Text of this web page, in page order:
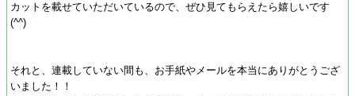
カットを載せていただいているので、ぜひ見てもらえたら嬉しいです
(^^)
それと、連載していない間も、お手紙やメールを本当にありがとうござ
いました！！